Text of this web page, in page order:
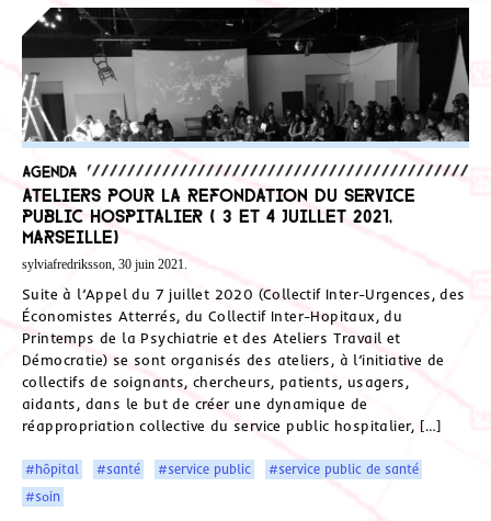
Agenda
Ateliers pour la refondation du service
public hospitalier ( 3 et 4 juillet 2021,
Marseille)
sylviafredriksson, 30 juin 2021.
Suite à l’Appel du 7 juillet 2020 (Collectif Inter-Urgences, des
Économistes Atterrés, du Collectif Inter-Hopitaux, du
Printemps de la Psychiatrie et des Ateliers Travail et
Démocratie) se sont organisés des ateliers, à l’initiative de
collectifs de soignants, chercheurs, patients, usagers,
aidants, dans le but de créer une dynamique de
réappropriation collective du service public hospitalier, […]
#hôpital #santé #service public
#service public de santé
#soin